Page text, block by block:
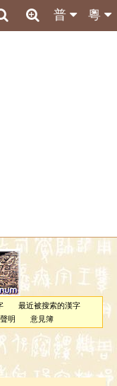
粵
普
最近被搜索的漢字
明 意見簿